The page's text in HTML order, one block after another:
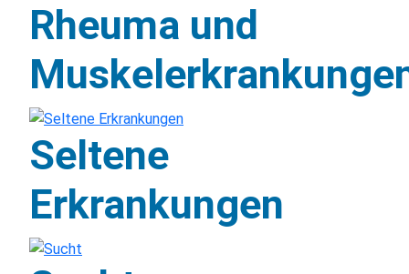
Rheuma und
Seltene
Erkrankungen